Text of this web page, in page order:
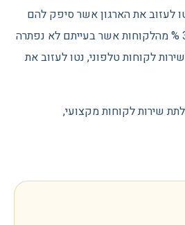
לעזוב את הארגון אשר סיפק להם
שירות לקוחות טלפוני. 38 % מהלקוחות אשר בעייתם לא נפתרה
לקוחות טלפוני, נטו לעזוב את
שירות לקוחות מקצועי,